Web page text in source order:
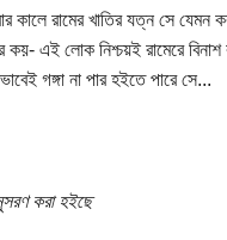
কালে রামের খাতির যত্ন সে
কয়- এই লোক নিশ্চয়ই রামেরে
গঙ্গা না পার হইতে পারে সে...
করা হইছে